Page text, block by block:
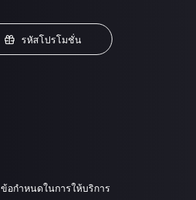
รหัสโปรโมชั่น
ข้อกำหนดในการให้บริการ